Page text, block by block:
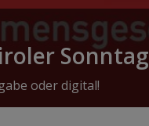
Sonntag
oder digital!